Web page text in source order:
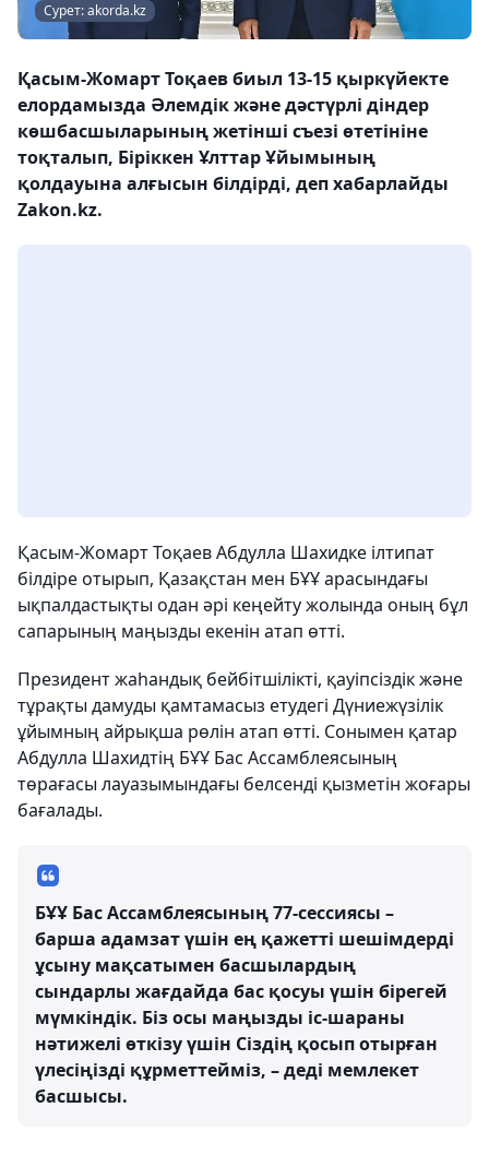
Сурет: akorda.kz
Қасым-Жомарт Тоқаев биыл 13-15 қыркүйекте
елордамызда Әлемдік және дәстүрлі діндер
көшбасшыларының жетінші съезі өтетініне
тоқталып, Біріккен Ұлттар Ұйымының
қолдауына алғысын білдірді, деп хабарлайды
Zakon.kz.
Қасым-Жомарт Тоқаев Абдулла Шахидке ілтипат
білдіре отырып, Қазақстан мен БҰҰ арасындағы
ықпалдастықты одан әрі кеңейту жолында оның бұл
сапарының маңызды екенін атап өтті.
Президент жаһандық бейбітшілікті, қауіпсіздік және
тұрақты дамуды қамтамасыз етудегі Дүниежүзілік
ұйымның айрықша рөлін атап өтті. Сонымен қатар
Абдулла Шахидтің БҰҰ Бас Ассамблеясының
төрағасы лауазымындағы белсенді қызметін жоғары
бағалады.
БҰҰ Бас Ассамблеясының 77-сессиясы –
барша адамзат үшін ең қажетті шешімдерді
ұсыну мақсатымен басшылардың
сындарлы жағдайда бас қосуы үшін бірегей
мүмкіндік. Біз осы маңызды іс-шараны
нәтижелі өткізу үшін Сіздің қосып отырған
үлесіңізді құрметтейміз, – деді мемлекет
басшысы.